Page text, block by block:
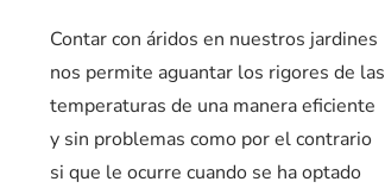
Contar con áridos en nuestros jardines
nos permite aguantar los rigores de las
temperaturas de una manera eficiente
y sin problemas como por el contrario
si que le ocurre cuando se ha optado